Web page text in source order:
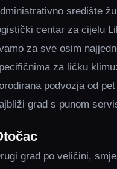
središte
centar za cijelu
za sve osim
za ličku
podvozja od
grad s punom
grad po veličini,